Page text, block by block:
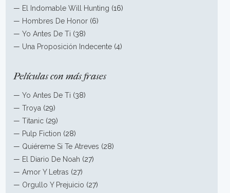
— El Indomable Will Hunting (16)
— Hombres De Honor (6)
—Yo Antes De Ti (38)
— Una Proposición Indecente (4)
Películas con más frases
—Yo Antes De Ti (38)
—Troya (29)
—Titanic (29)
— Pulp Fiction (28)
— Quiéreme Si Te Atreves (28)
— El Diario De Noah (27)
—Amor Y Letras (27)
— Orgullo Y Prejuicio (27)